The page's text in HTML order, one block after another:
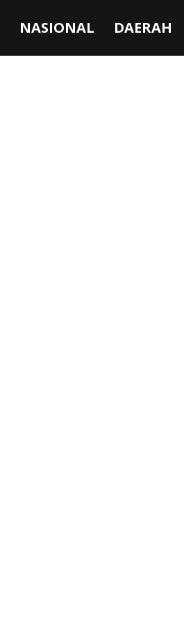
NASIONAL DAERAH